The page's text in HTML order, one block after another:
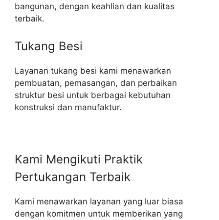
bangunan, dengan keahlian dan kualitas
terbaik.
Tukang Besi
Layanan tukang besi kami menawarkan
pembuatan, pemasangan, dan perbaikan
struktur besi untuk berbagai kebutuhan
konstruksi dan manufaktur.
Kami Mengikuti Praktik
Pertukangan Terbaik​
Kami menawarkan layanan yang luar biasa
dengan komitmen untuk memberikan yang